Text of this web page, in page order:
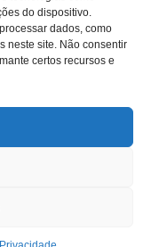
do dispositivo.
dados, como
neste site. Não consentir
certos recursos e
Reservados - 2018 -